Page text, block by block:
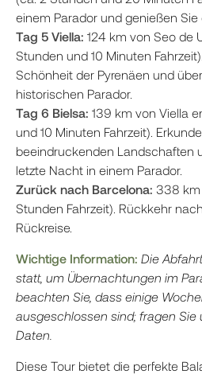
einem Parador und genießen Sie
Tag 5 Viella: 124 km von Seo de
Stunden und 10 Minuten
Schönheit der Pyrenäen und
historischen Parador.
Tag 6 Bielsa: 139 km von Viella
und 10 Minuten Fahrzeit).
beeindruckenden Landschaften
letzte Nacht in einem Parador.
Zurück nach Barcelona: 338 km
Stunden Fahrzeit). Rückkehr
Rückreise.
Wichtige Information: Die
statt, um Übernachtungen im
beachten Sie, dass einige
ausgeschlossen sind; fragen
Daten.
Diese Tour bietet die perfekte